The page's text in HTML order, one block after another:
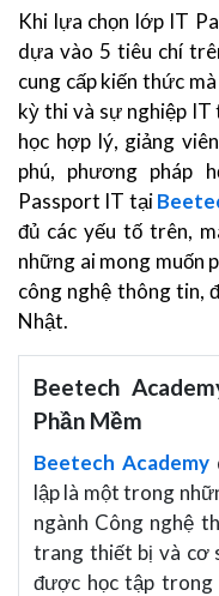
Khi lựa chọn lớp IT
dựa vào 5 tiêu chí
cung cấp kiến thức
kỳ thi và sự nghiệp
học hợp lý, giảng
phú, phương pháp
Passport IT tại
đủ các yếu tố trên,
những ai mong muốn
công nghệ thông tin,
Nhật.
Beetech
Phần Mềm
Beetech Academy
lập là một trong
ngành Công nghệ
trang thiết bị và cơ
được học tập trong